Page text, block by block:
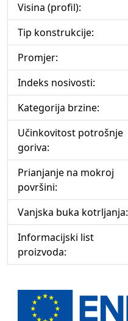
Visina (profil):
Tip konstrukcije:
Promjer:
Indeks nosivosti:
Kategorija brzine:
Učinkovitost potrošnje
goriva:
Prianjanje na mokroj
površini:
Vanjska buka kotrljanja:
Informacijski list
proizvoda: